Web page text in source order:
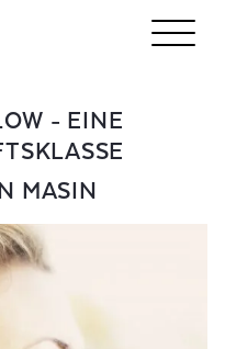
- EINE
MASIN